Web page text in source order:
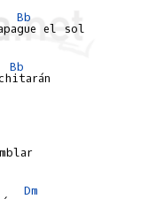
Bb
Bb
Dm